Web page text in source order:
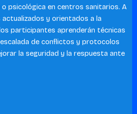
o psicológica en centros sanitarios. A
y orientados a la
participantes aprenderán técnicas
de conflictos y protocolos
la seguridad y la respuesta ante